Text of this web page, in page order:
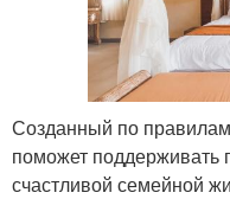
Созданный по
поможет
счастливой семейной